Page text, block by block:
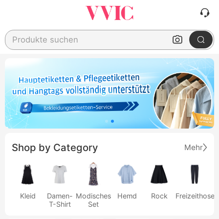
Produkte suchen
Shop by Category Mehr
Kleid
Damen-
T-Shirt
Modisches
Set
Hemd Rock Freizeithose